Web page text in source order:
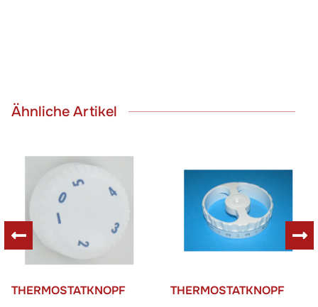
Ähnliche Artikel
THERMOSTATKNOPF THERMOSTATKNOPF